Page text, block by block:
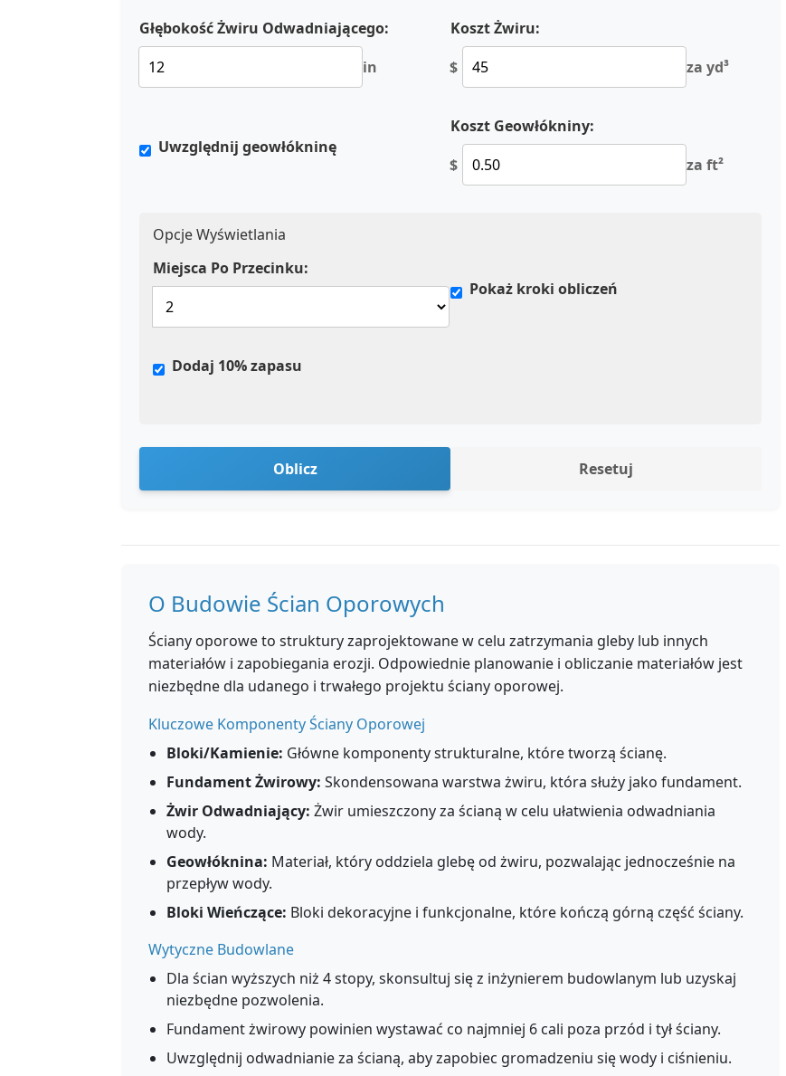
Głębokość Żwiru Odwadniającego:
in
Koszt Żwiru:
$
za yd³
Uwzględnij geowłókninę
Koszt Geowłókniny:
$
za ft²
Opcje Wyświetlania
Miejsca Po Przecinku:
Pokaż kroki obliczeń
Dodaj 10% zapasu
Oblicz Resetuj
O Budowie Ścian Oporowych
Ściany oporowe to struktury zaprojektowane w celu zatrzymania gleby lub innych
materiałów i zapobiegania erozji. Odpowiednie planowanie i obliczanie materiałów jest
niezbędne dla udanego i trwałego projektu ściany oporowej.
Kluczowe Komponenty Ściany Oporowej
Bloki/Kamienie: Główne komponenty strukturalne, które tworzą ścianę.
Fundament Żwirowy: Skondensowana warstwa żwiru, która służy jako fundament.
Żwir Odwadniający: Żwir umieszczony za ścianą w celu ułatwienia odwadniania
wody.
Geowłóknina: Materiał, który oddziela glebę od żwiru, pozwalając jednocześnie na
przepływ wody.
Bloki Wieńczące: Bloki dekoracyjne i funkcjonalne, które kończą górną część ściany.
Wytyczne Budowlane
Dla ścian wyższych niż 4 stopy, skonsultuj się z inżynierem budowlanym lub uzyskaj
niezbędne pozwolenia.
Fundament żwirowy powinien wystawać co najmniej 6 cali poza przód i tył ściany.
Uwzględnij odwadnianie za ścianą, aby zapobiec gromadzeniu się wody i ciśnieniu.